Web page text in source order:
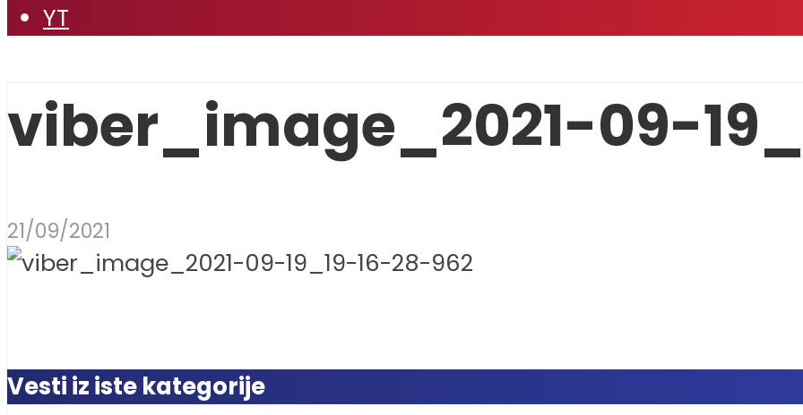
YT
viber_image_2021-09-
21/09/2021
Vesti iz iste kategorije